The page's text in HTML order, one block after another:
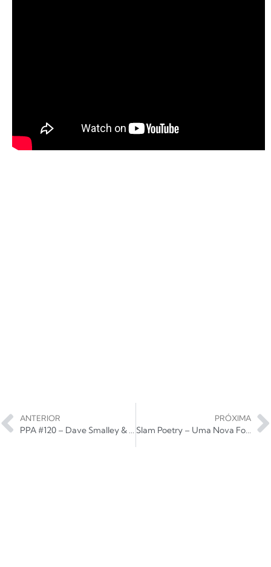
ANTERIOR
PPA #120 – Dave Smalley & The Bandoleros fazem sua estreia e novidades d’Os Torto e Mugwumps
PRÓXIMA
Slam Poetry – Uma Nova Forma de Arte